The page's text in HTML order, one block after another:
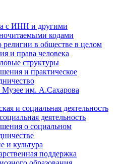
с ИНН и другими
кодами
религии в обществе в целом
и права человека
структуры
и практическое
им. А.Сахарова
и социальная деятельность
деятельность
о социальном
и культура
поддержка